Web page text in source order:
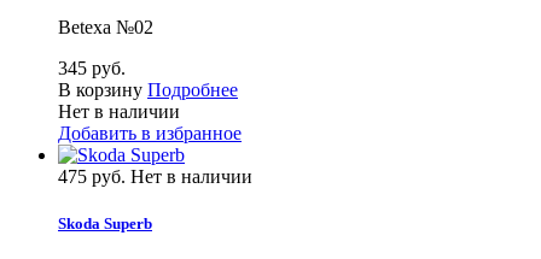
Betexa №02
345 руб.
В корзину Подробнее
Нет в наличии
Добавить в избранное
475 руб. Нет в наличии
Skoda Superb